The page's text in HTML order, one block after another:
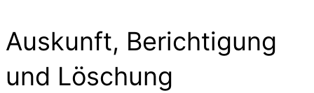
Auskunft, Berichtigung
und Löschung